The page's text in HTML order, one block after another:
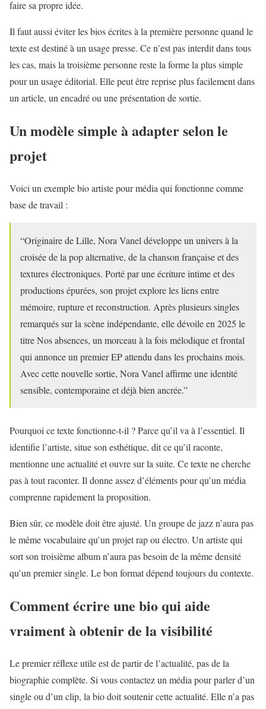
faire sa propre idée.
Il faut aussi éviter les bios écrites à la première personne quand le
texte est destiné à un usage presse. Ce n’est pas interdit dans tous
les cas, mais la troisième personne reste la forme la plus simple
pour un usage éditorial. Elle peut être reprise plus facilement dans
un article, un encadré ou une présentation de sortie.
Un modèle simple à adapter selon le
projet
Voici un exemple bio artiste pour média qui fonctionne comme
base de travail :
“Originaire de Lille, Nora Vanel développe un univers à la
croisée de la pop alternative, de la chanson française et des
textures électroniques. Porté par une écriture intime et des
productions épurées, son projet explore les liens entre
mémoire, rupture et reconstruction. Après plusieurs singles
remarqués sur la scène indépendante, elle dévoile en 2025 le
titre Nos absences, un morceau à la fois mélodique et frontal
qui annonce un premier EP attendu dans les prochains mois.
Avec cette nouvelle sortie, Nora Vanel affirme une identité
sensible, contemporaine et déjà bien ancrée.”
Pourquoi ce texte fonctionne-t-il ? Parce qu’il va à l’essentiel. Il
identifie l’artiste, situe son esthétique, dit ce qu’il raconte,
mentionne une actualité et ouvre sur la suite. Ce texte ne cherche
pas à tout raconter. Il donne assez d’éléments pour qu’un média
comprenne rapidement la proposition.
Bien sûr, ce modèle doit être ajusté. Un groupe de jazz n’aura pas
le même vocabulaire qu’un projet rap ou électro. Un artiste qui
sort son troisième album n’aura pas besoin de la même densité
qu’un premier single. Le bon format dépend toujours du contexte.
Comment écrire une bio qui aide
vraiment à obtenir de la visibilité
Le premier réflexe utile est de partir de l’actualité, pas de la
biographie complète. Si vous contactez un média pour parler d’un
single ou d’un clip, la bio doit soutenir cette actualité. Elle n’a pas